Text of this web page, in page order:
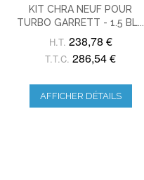
KIT CHRA NEUF POUR
TURBO GARRETT - 1.5 BL...
H.T. 238,78 €
T.T.C. 286,54 €
AFFICHER DÉTAILS